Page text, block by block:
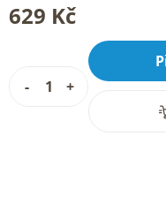
629 Kč